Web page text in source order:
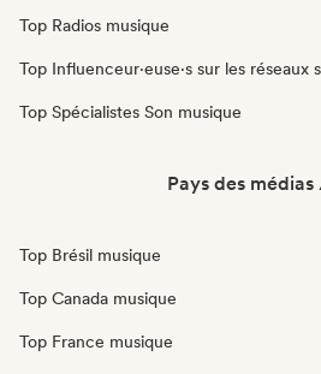
Top Radios musique
Top Influenceur·euse·s sur les réseaux
Top Spécialistes Son musique
Pays des
Top Brésil musique
Top Canada musique
Top France musique